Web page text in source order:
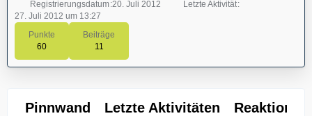
Punkte
60
Beiträge
11
Registrierungsdatum 20. Juli 2012
Letzte Aktivität
27. Juli 2012 um 13:27
Pinnwand Letzte Aktivitäten Reaktionen